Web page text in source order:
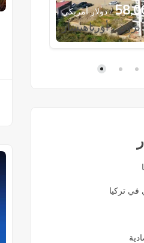
/ دولار أمريكي
في تركيا